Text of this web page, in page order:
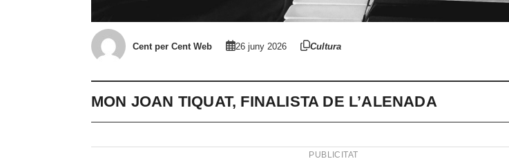
Cent per Cent Web 26 juny 2026 Cultura
MON JOAN TIQUAT, FINALISTA DE L’ALENADA
PUBLICITAT